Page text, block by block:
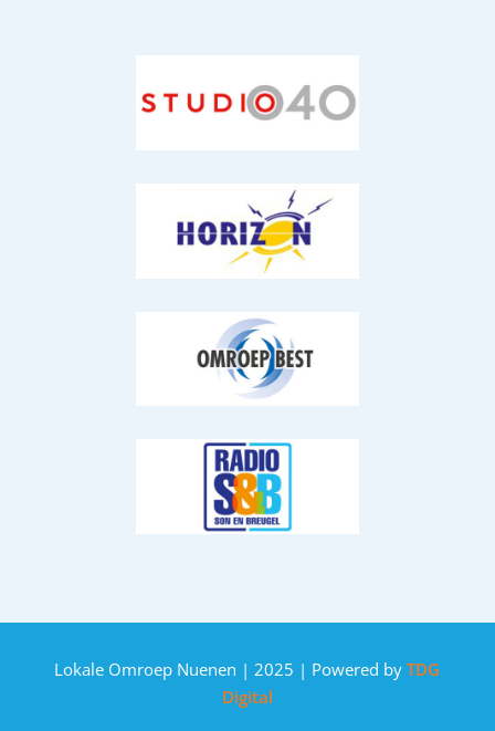
Lokale Omroep Nuenen | 2025 | Powered by TDG
Digital